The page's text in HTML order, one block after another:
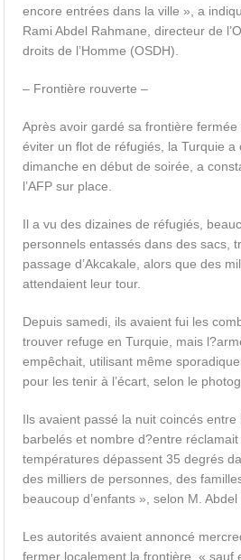
encore entrées dans la ville », a
Rami Abdel Rahmane, directeur de
droits de l’Homme (OSDH).
– Frontière rouverte –
Après avoir gardé sa frontière
éviter un flot de réfugiés, la Turquie a
dimanche en début de soirée, a
l’AFP sur place.
Il a vu des dizaines de réfugiés,
personnels entassés dans des sacs,
passage d’Akcakale, alors que des
attendaient leur tour.
Depuis samedi, ils avaient fui les
trouver refuge en Turquie, mais
empêchait, utilisant même
pour les tenir à l’écart, selon le
Ils avaient passé la nuit coincés
barbelés et nombre d?entre réclamait
températures dépassent 35 degrés
des milliers de personnes, des
beaucoup d’enfants », selon M.
Les autorités avaient annoncé
fermer localement la frontière, « sauf